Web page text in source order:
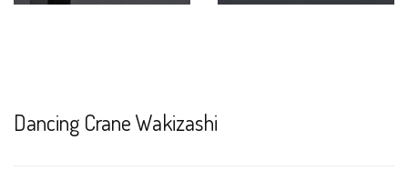
Dancing Crane Wakizashi